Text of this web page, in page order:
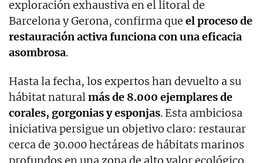
exploración exhaustiva en el litoral de
Barcelona y Gerona, confirma que el proceso de
restauración activa funciona con una eficacia
asombrosa.
Hasta la fecha, los expertos han devuelto a su
hábitat naturalmás de 8.000 ejemplares de
corales, gorgonias y esponjas. Esta ambiciosa
iniciativa persigue un objetivo claro: restaurar
cerca de 30.000 hectáreas de hábitats marinos